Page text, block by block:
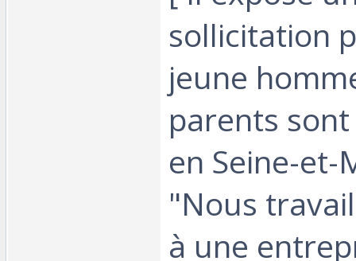
sollicitation
jeune
parents
en Seine-et-
"Nous
à une